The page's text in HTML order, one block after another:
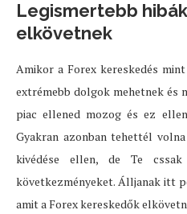
Legismertebb
elkövetnek
Amikor a Forex kereskedés
extrémebb dolgok mehetnek és
piac ellened mozog és ez
Gyakran azonban tehettél
kivédése ellen, de Te
következményeket. Álljanak itt
amit a Forex kereskedők